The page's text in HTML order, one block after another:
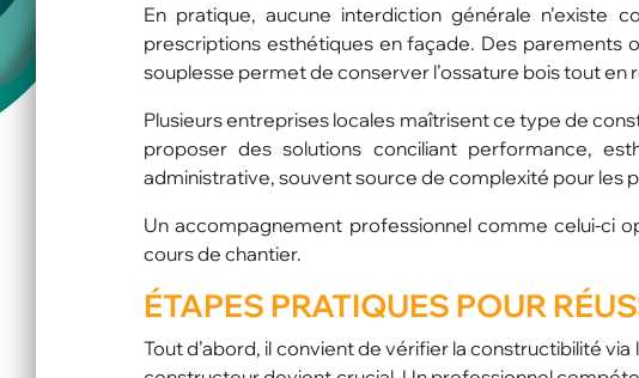
En pratique, aucune interdiction générale n’existe
prescriptions esthétiques en façade. Des
souplesse permet de conserver l’ossature bois tout
Plusieurs entreprises locales maîtrisent ce type de
proposer des solutions conciliant performance,
administrative, souvent source de complexité pour les
Un accompagnement professionnel comme celui-ci
cours de chantier.
ÉTAPES PRATIQUES POUR
Tout d’abord, il convient de vérifier la constructibilité